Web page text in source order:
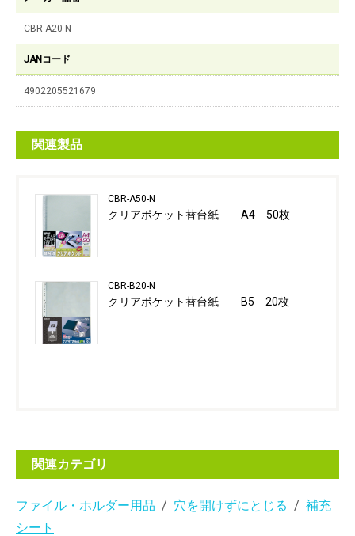
CBR-A20-N
JANコード
4902205521679
関連製品
CBR-A50-N
クリアポケット替台紙 A4 50枚
CBR-B20-N
クリアポケット替台紙 B5 20枚
関連カテゴリ
ファイル・ホルダー用品 穴を開けずにとじる
補充
シート